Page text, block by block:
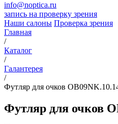
info@noptica.ru
запись на проверку зрения
Наши салоны Проверка зрения
Главная
/
Каталог
/
Галантерея
/
Футляр для очков
Футляр для очков